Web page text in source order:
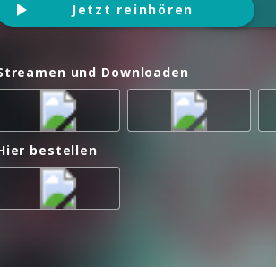
Jetzt reinhören
und Downloaden
bestellen